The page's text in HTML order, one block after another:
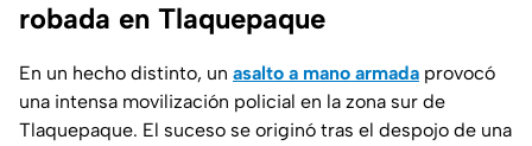
robada en Tlaquepaque
En un hecho distinto, un asalto a mano armada provocó
una intensa movilización policial en la zona sur de
Tlaquepaque. El suceso se originó tras el despojo de una